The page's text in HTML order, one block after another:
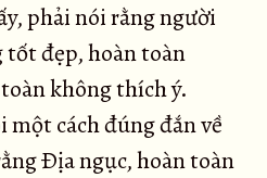
phải nói rằng người
tốt đẹp, hoàn toàn
không thích ý.
cách đúng đắn về
Ðịa ngục, hoàn toàn